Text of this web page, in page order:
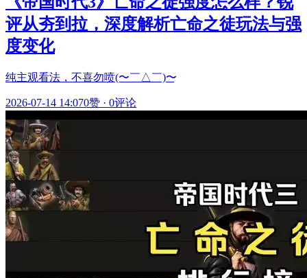
评从夯到拉，深度解析亡命之徒玩法与强
度变化
纯主观看法，不喜勿喷(〜￣△￣)〜
2026-07-14 14:070赞 · 0评论